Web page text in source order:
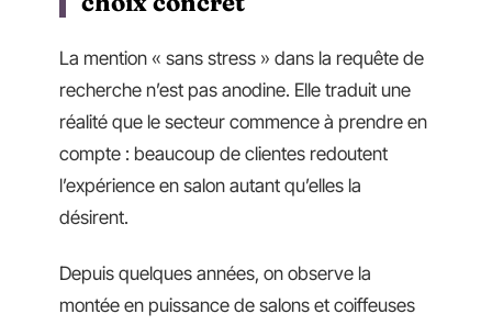
La mention « sans stress » dans la requête de
recherche n’est pas anodine. Elle traduit une
réalité que le secteur commence à prendre en
compte : beaucoup de clientes redoutent
l’expérience en salon autant qu’elles la
désirent.
Depuis quelques années, on observe la
montée en puissance de salons et coiffeuses